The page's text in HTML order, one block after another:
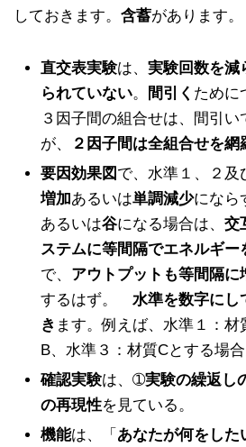
しておきます。 含蓄があります。
直交表実験は、 実験回数を減
られていない。 間引く ために
３因子間の組合せは、間引い
が、
２因子間は全組合せを網
要因効果図 で、水準１、２及
増加あるいは単調減少になら
あるいは谷になる場合は、 交
ステムに等間隔でエネルギー
で、 アウトプットも等間隔に
するはず。 水準を数字にし
き ます。例えば、水準１：
B、水準３：材質Cとする場合
確認実験は、➀実験の繰返し
の再現性を見ている。
機能は、「 あなたが何をした